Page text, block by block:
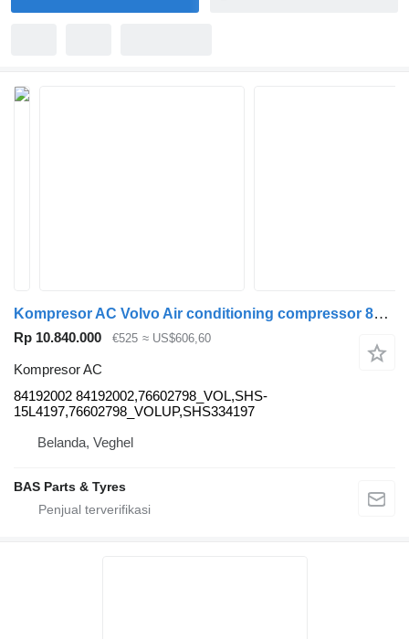
Kompresor AC Volvo Air conditioning compressor 84192002 untuk truk Volvo
Rp 10.840.000 €525 ≈ US$606,60
Kompresor AC
84192002 84192002,76602798_VOL,SHS-
15L4197,76602798_VOLUP,SHS334197
Belanda, Veghel
BAS Parts & Tyres